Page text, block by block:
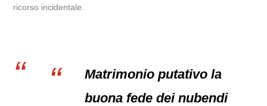
ricorso incidentale.
Matrimonio putativo la
buona fede dei nubendi